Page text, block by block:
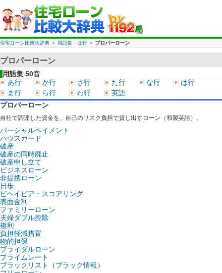
住宅ローン比較大辞典 ＞ 用語集 は行 ＞ プロパーローン
プロパーローン
用語集 50音
あ行
か行 さ行 た行 な行
は行
ま行
ら行 わ行
英語
プロパーローン
自社で調達した資金を、自己のリスク負担で貸し出すローン（和製英語）。
パーシャルペイメント
ハウスカード
破産
破産の同時廃止
破産申し立て
ビジネスローン
非提携ローン
日歩
ビヘイビア・スコアリング
表面金利
ファミリーローン
夫婦ダブル控除
複利
負担軽減措置
物的担保
ブライダルローン
プライムレート
ブラックリスト（ブラック情報）